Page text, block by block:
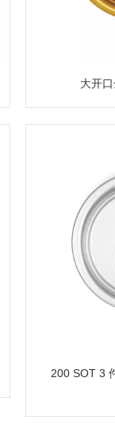
大开
200 SOT 3